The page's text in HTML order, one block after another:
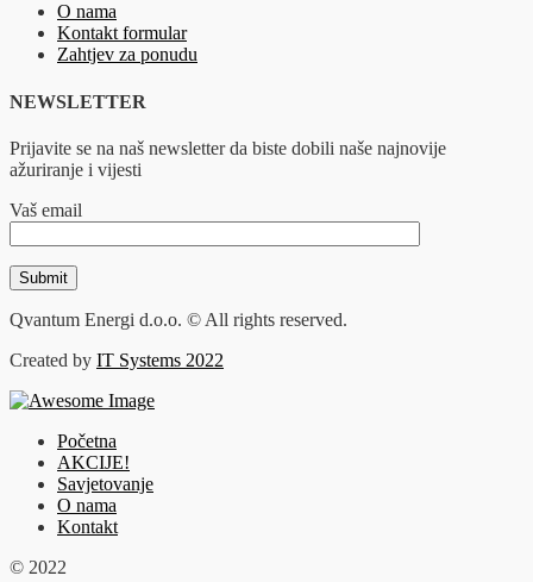
O nama
Kontakt formular
Zahtjev za ponudu
NEWSLETTER
Prijavite se na naš newsletter da biste dobili naše najnovije
ažuriranje i vijesti
Vaš email
Qvantum Energi d.o.o. © All rights reserved.
Created by IT Systems 2022
Početna
AKCIJE!
Savjetovanje
O nama
Kontakt
© 2022